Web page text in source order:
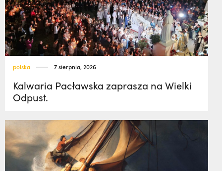
polska 7 sierpnia, 2026
Kalwaria Pacławska zaprasza na Wielki
Odpust.